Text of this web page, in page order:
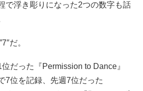
で浮き彫りになった2つの数字も話
だ。
だった『Permission to Dance』
7位を記録、先週7位だった